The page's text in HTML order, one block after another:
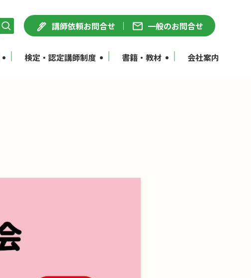
講師依頼お問合せ 一般のお問合せ
検定・認定講師制度 書籍・教材 会社案内